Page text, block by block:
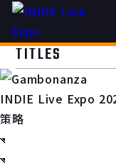
TITLES
INDIE Live Expo
策略